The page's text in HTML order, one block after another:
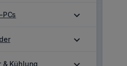
PCs expand_more
expand_more
& Kühlung